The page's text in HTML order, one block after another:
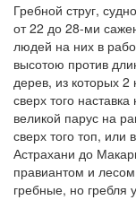
Гребной струг,
от 22 до 28-ми
людей на них в
высотою против
дерев, из которых
сверх того
великой парус на
сверх того топ, или
Астрахани до
правиантом и
гребные, но гребля